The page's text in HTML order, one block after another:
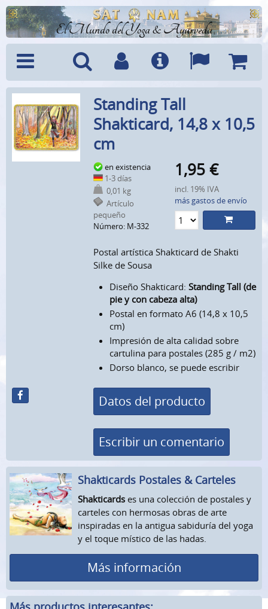
El Mundo del Yoga & Ayurveda
Menú Búsquedad
CuentaInfo Idiomas
Standing Tall
Shakticard, 14,8 x 10,5
cm
en existencia
1-3 días
0,01 kg
Artículo
pequeño
Número: M-332
1,95 €
incl. 19% IVA
más gastos de envío
Postal artística Shakticard de Shakti
Silke de Sousa
Diseño Shakticard:Standing Tall (de
pie y con cabeza alta)
Postal en formato A6 (14,8 x 10,5
cm)
Impresión de alta calidad sobre
cartulina para postales (285 g / m2)
Dorso blanco, se puede escribir
Datos del producto
Escribir un comentario
Shakticards Postales & Carteles
Shakticards es una colección de postales y
carteles con hermosas obras de arte
inspiradas en la antigua sabiduría del yoga
y el toque místico de las hadas.
Más información